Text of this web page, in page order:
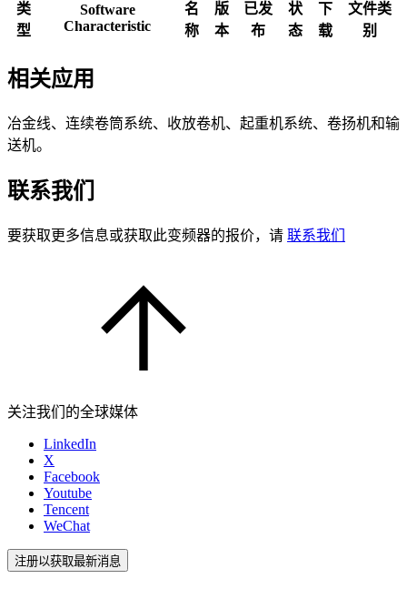
类
型
Software
Characteristic
名
称
版
本
已发
布
状
态
下
载
文件类
别
相关应用
冶金线、连续卷筒系统、收放卷机、起重机系统、卷扬机和输
送机。
联系我们
要获取更多信息或获取此变频器的报价，请 联系我们
关注我们的全球媒体
LinkedIn
X
Facebook
Youtube
Tencent
WeChat
注册以获取最新消息